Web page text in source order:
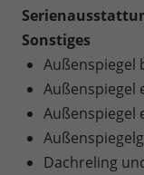
Sonstiges
Außenspiegel
Außenspiegel
Außenspiegel
Dachreling